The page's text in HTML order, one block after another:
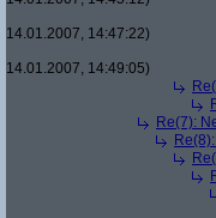
14.01.2007, 14:47:22)
14.01.2007, 14:49:05)
Re(7):